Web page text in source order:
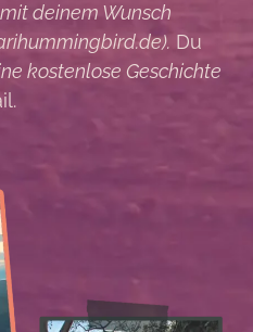
deinem Wunsch
Du
kostenlose Geschichte